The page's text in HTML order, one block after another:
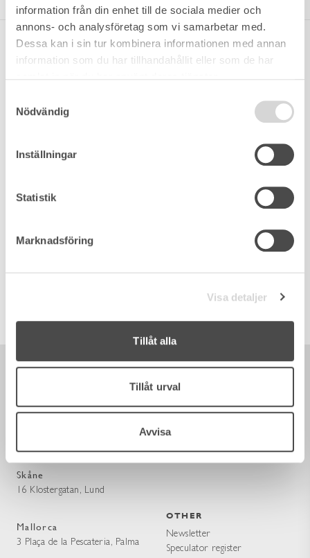
information från din enhet till de sociala medier och
annons- och analysföretag som vi samarbetar med.
Dessa kan i sin tur kombinera informationen med annan
information som du har tillhandahållit eller som de har
Nödvändig
Inställningar
Statistik
Marknadsföring
Visa detaljer
Tillåt alla
Tillåt urval
Avvisa
FOR SALE
FALSTERBOHUSVÄGEN 6 D
VISIT US
Skåne
16 Klostergatan, Lund
Mallorca
3 Plaça de la Pescateria, Palma
CONTACT
+46 (0)8 611 14 14
OTHER
Newsletter
Speculator register